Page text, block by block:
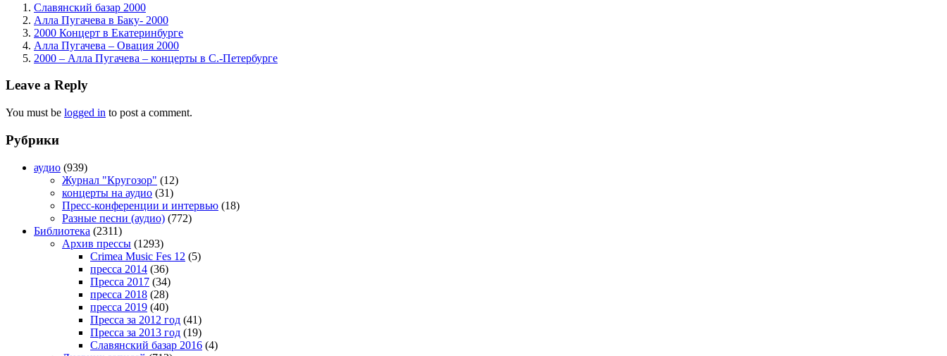
Славянский базар 2000
Алла Пугачева в Баку- 2000
2000 Концерт в Екатеринбурге
Алла Пугачева – Овация 2000
2000 – Алла Пугачева – концерты в С.-Петербурге
Leave a Reply
You must be logged in to post a comment.
Рубрики
аудио (939)
Журнал "Кругозор" (12)
концерты на аудио (31)
Пресс-конференции и интервью (18)
Разные песни (аудио) (772)
Библиотека (2311)
Архив прессы (1293)
Crimea Music Fes 12 (5)
пресса 2014 (36)
Пресса 2017 (34)
пресса 2018 (28)
пресса 2019 (40)
Пресса за 2012 год (41)
Пресса за 2013 год (19)
Славянский базар 2016 (4)